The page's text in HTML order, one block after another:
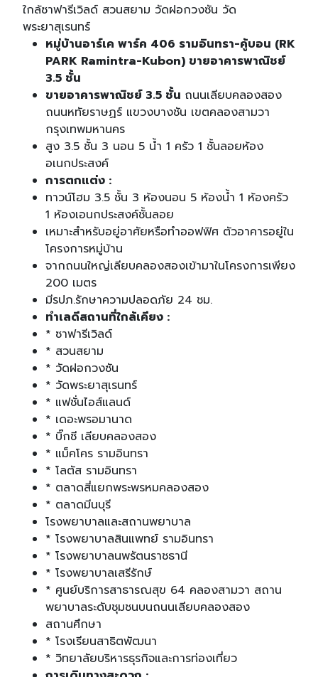
ใกล้ซาฟารีเวิลด์ สวนสยาม วัดฝอกวงซัน วัด
พระยาสุเรนทร์
หมู่บ้านอาร์เค พาร์ค 406 รามอินทรา-คู้บอน (RK
PARK Ramintra-Kubon) ขายอาคารพาณิชย์
3.5 ชั้น
ขายอาคารพาณิชย์ 3.5 ชั้น ถนนเลียบคลองสอง
ถนนหทัยราษฏร์ แขวงบางชัน เขตคลองสามวา
กรุงเทพมหานคร
สูง 3.5 ชั้น 3 นอน 5 น้ำ 1 ครัว 1 ชั้นลอยห้อง
อเนกประสงค์
การตกแต่ง :
ทาวน์โฮม 3.5 ชั้น 3 ห้องนอน 5 ห้องน้ำ 1 ห้องครัว
1 ห้องเอนกประสงค์ชั้นลอย
เหมาะสำหรับอยู่อาศัยหรือทำออฟฟิศ ตัวอาคารอยู่ใน
โครงการหมู่บ้าน
จากถนนใหญ่เลียบคลองสองเข้ามาในโครงการเพียง
200 เมตร
มีรปภ.รักษาความปลอดภัย 24 ชม.
ทำเลดีสถานที่ใกล้เคียง :
* ซาฟารีเวิลด์
* สวนสยาม
* วัดฝอกวงซัน
* วัดพระยาสุเรนทร์
* แฟชั่นไอส์แลนด์
* เดอะพรอมานาด
* บิ๊กซี เลียบคลองสอง
* แม็คโคร รามอินทรา
* โลตัส รามอินทรา
* ตลาดสี่แยกพระพรหมคลองสอง
* ตลาดมีนบุรี
โรงพยาบาลและสถานพยาบาล
* โรงพยาบาลสินแพทย์ รามอินทรา
* โรงพยาบาลนพรัตนราชธานี
* โรงพยาบาลเสรีรักษ์
* ศูนย์บริการสาธารณสุข 64 คลองสามวา สถาน
พยาบาลระดับชุมชนบนถนนเลียบคลองสอง
สถานศึกษา
* โรงเรียนสาธิตพัฒนา
* วิทยาลัยบริหารธุรกิจและการท่องเที่ยว